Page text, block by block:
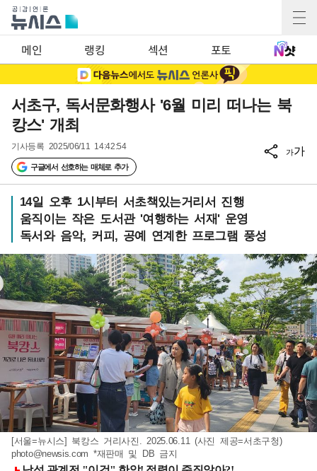
메인 랭킹 섹션 포토
서초구, 독서문화행사 '6월 미리 떠나는 북
캉스' 개최
기사등록 2025/06/11 14:42:54
구글에서 선호하는 매체로 추가
가가
14일 오후 1시부터 서초책있는거리서 진행
움직이는 작은 도서관 '여행하는 서재' 운영
독서와 음악, 커피, 공예 연계한 프로그램 풍성
[서울=뉴시스] 북캉스 거리사진. 2025.06.11 (사진 제공=서초구청)
photo@newsis.com *재판매 및 DB 금지